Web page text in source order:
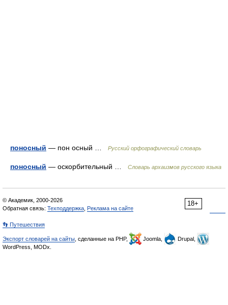
поносный — пон осный … Русский орфографический словарь
поносный — оскорбительный … Cловарь архаизмов русского языка
18+
© Академик, 2000-2026
Обратная связь: Техподдержка Реклама на сайте
👣 Путешествия
Экспорт словарей на сайты , сделанные на PHP, Joomla,
Drupal,
WordPress, MODx.